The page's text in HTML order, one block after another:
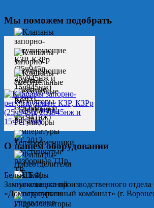
Мы поможем подобрать
О нашем оборудовании
Белых Т.Ф.
Замначальника производственного
«Домостроительный комбинат» (г.